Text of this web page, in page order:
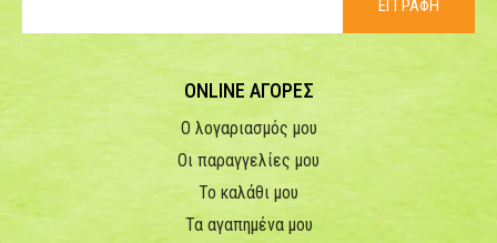
ΕΓΓΡΑΦΗ
ONLINE ΑΓΟΡΕΣ
Ο λογαριασμός μου
Οι παραγγελίες μου
Το καλάθι μου
Τα αγαπημένα μου